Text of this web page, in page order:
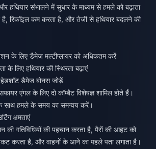
हथियार संभालने में सुधार के माध्यम से हमले को बढ़ाता
रिकॉइल कम करता है, और तेजी से हथियार बदलने की
के लिए डैमेज मल्टीप्लायर को अधिकतम करें
के लिए हथियार की स्थिरता बढ़ाएं
डैमेज बोनस जोड़ें
एंगल के लिए दो कॉम्बैट विशेषज्ञ शामिल होते हैं।
के साथ हमले के समय का समन्वय करें।
क्षमताएं
की गतिविधियों की पहचान करता है, पैरों की आहट को
करता है, और वाहनों के आने का पहले पता लगाता है।